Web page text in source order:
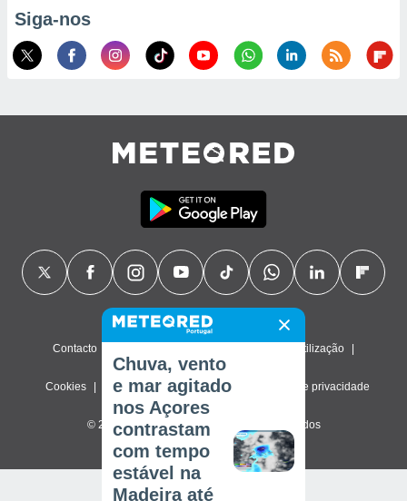
Siga-nos
Contacto Termos de utilização
Cookies Política de privacidade Definições de privacidade
© 2026 Meteored. Todos os direitos reservados
Chuva, vento
e mar agitado
nos Açores
contrastam
com tempo
estável na
Madeira até